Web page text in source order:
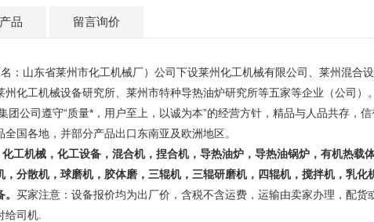
品 留言询价
：山东省莱州市化工机械厂）公司下设莱州化工机械有限公司、莱州混合
州化工机械设备研究所、莱州市特种导热油炉研究所等五家等企业（公司）
团公司遵守“质量*，用户至上，以诚为本”的经营方针，精品与人品共存，
国各地，并部分产品出口东南亚及欧洲地区。
化工机械，化工设备，混合机，捏合机，导热油炉，导热油锅炉，有机热载
，分散机，球磨机，胶体磨，三辊机，三辊研磨机，四辊机，搅拌机，乳化
买家注意：设备报价均为出厂价，含税不含运费，运输由卖家办理，配货
给司机.